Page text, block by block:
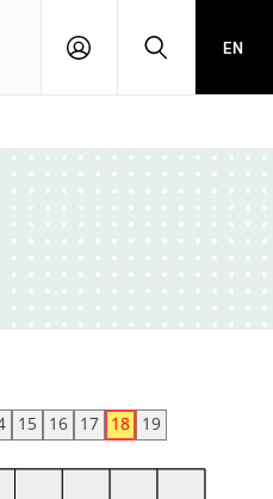
PŘIHLÁŠENÍHLEDAT
EN
15 16 17 18 19